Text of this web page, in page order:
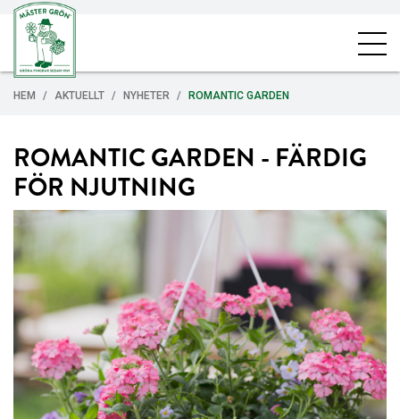
HEM AKTUELLT NYHETER ROMANTIC GARDEN
ROMANTIC GARDEN - FÄRDIG
FÖR NJUTNING